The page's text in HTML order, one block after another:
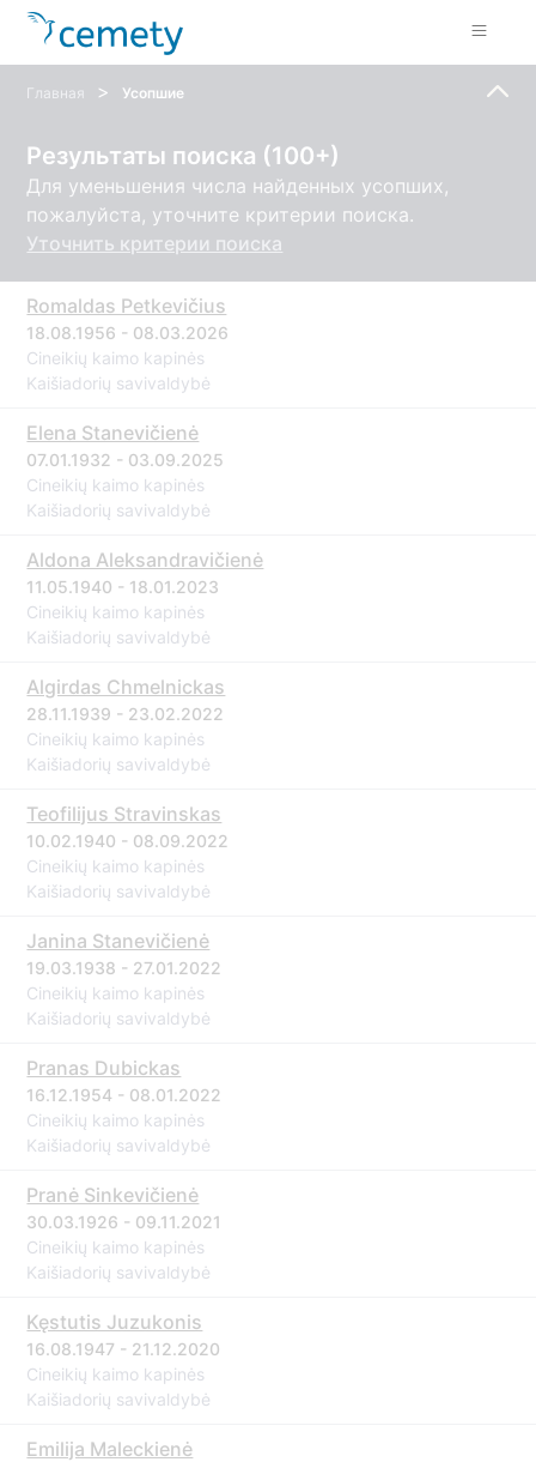
Главная > Усопшие
Результаты поиска (100+)
Для уменьшения числа найденных усопших,
пожалуйста, уточните критерии поиска.
Уточнить критерии поиска
Romaldas Petkevičius
18.08.1956 - 08.03.2026
Cineikių kaimo kapinės
Kaišiadorių savivaldybė
Elena Stanevičienė
07.01.1932 - 03.09.2025
Cineikių kaimo kapinės
Kaišiadorių savivaldybė
Aldona Aleksandravičienė
11.05.1940 - 18.01.2023
Cineikių kaimo kapinės
Kaišiadorių savivaldybė
Algirdas Chmelnickas
28.11.1939 - 23.02.2022
Cineikių kaimo kapinės
Kaišiadorių savivaldybė
Teofilijus Stravinskas
10.02.1940 - 08.09.2022
Cineikių kaimo kapinės
Kaišiadorių savivaldybė
Janina Stanevičienė
19.03.1938 - 27.01.2022
Cineikių kaimo kapinės
Kaišiadorių savivaldybė
Pranas Dubickas
16.12.1954 - 08.01.2022
Cineikių kaimo kapinės
Kaišiadorių savivaldybė
Pranė Sinkevičienė
30.03.1926 - 09.11.2021
Cineikių kaimo kapinės
Kaišiadorių savivaldybė
Kęstutis Juzukonis
16.08.1947 - 21.12.2020
Cineikių kaimo kapinės
Kaišiadorių savivaldybė
Emilija Maleckienė